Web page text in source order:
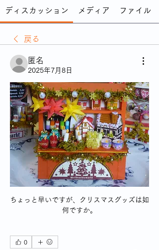
ディスカッション メディア ファイル
戻る
匿名
2025年7月8日
ちょっと早いですが、クリスマスグッズは如
何ですか。
0